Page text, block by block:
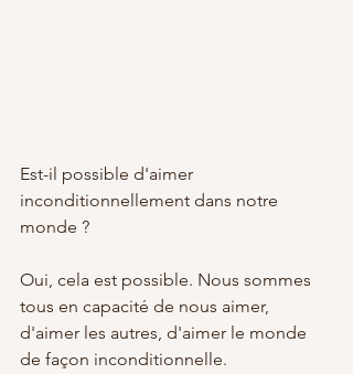
Est-il possible d'aimer
inconditionnellement dans notre
monde ?
Oui, cela est possible. Nous sommes
tous en capacité de nous aimer,
d'aimer les autres, d'aimer le monde
de façon inconditionnelle.